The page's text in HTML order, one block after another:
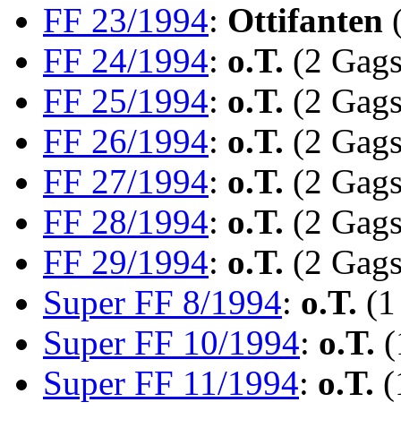
FF 23/1994: Ottifanten
FF 24/1994: o.T. (2
FF 25/1994: o.T. (2
FF 26/1994: o.T. (2
FF 27/1994: o.T. (2
FF 28/1994: o.T. (2
FF 29/1994: o.T. (2
Super FF 8/1994: o.T.
Super FF 10/1994: o.T.
Super FF 11/1994: o.T.